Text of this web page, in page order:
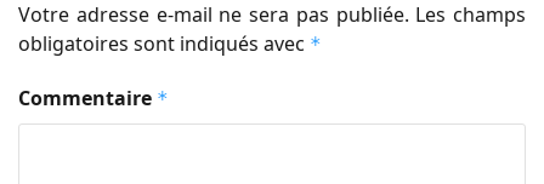
Votre adresse e-mail ne sera pas publiée. Les champs
obligatoires sont indiqués avec *
Commentaire *